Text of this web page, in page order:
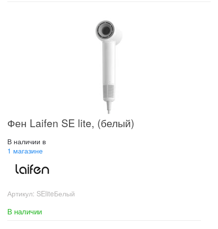
Фен Laifen SE lite, (белый)
В наличии в
1 магазине
Артикул: SEliteБелый
В наличии